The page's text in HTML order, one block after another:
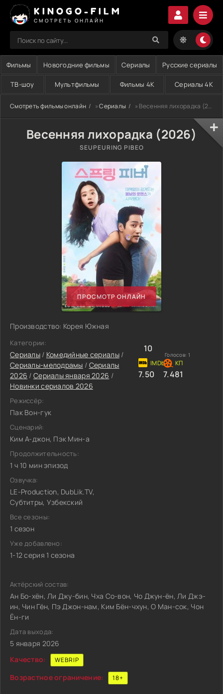
KINOGO-FILM
СМОТРЕТЬ ОНЛАЙН
Фильмы Новогодние фильмы Сериалы Русские сериалы
ТВ-шоу Мультфильмы Фильмы 4K Сериалы 4K
Смотреть фильмы онлайн »Сериалы » Весенняя лихорадка (2026)
Весенняя лихорадка (2026)
SEUPEURING PIBEO
ПРОСМОТР ОНЛАЙН
Производство: Корея Южная
Категории:
Сериалы/ Комедийные сериалы/
Сериалы-мелодрамы / Сериалы
2026 / Сериалы января 2026 /
Новинки сериалов 2026
Режиссёр:
Пак Вон-гук
Сценарий:
Ким А-джон, Пэк Мин-а
Продолжительность:
1 ч 10 мин эпизод
Озвучка:
LE-Production, DubLik.TV,
Субтитры, Узбекский
Все сезоны:
1 сезон
Уже добавлено:
1-12 серия 1 сезона
10
Голосов: 1
7.50 7.481
Актёрский состав:
Ан Бо-хён, Ли Джу-бин, Чха Со-вон, Чо Джун-ён, Ли Джэ-
ин, Чин Гён, Пэ Джон-нам, Ким Бён-чхун, О Ман-сок, Чон
Ён-ги
Дата выхода:
5 января 2026
Качество:
WEBRIP
Возрастное ограничение: 18+